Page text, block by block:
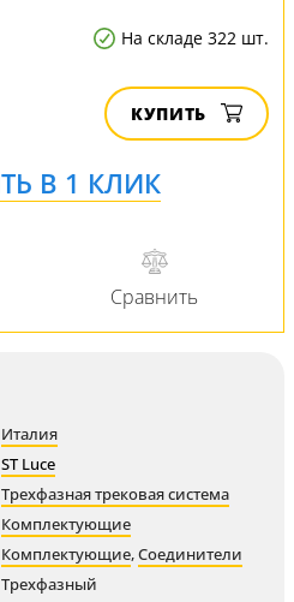
На складе 322 шт.
КУПИТЬ
Италия
ST Luce
Трехфазная трековая система
Комплектующие
Комплектующие,Соединители
Трехфазный